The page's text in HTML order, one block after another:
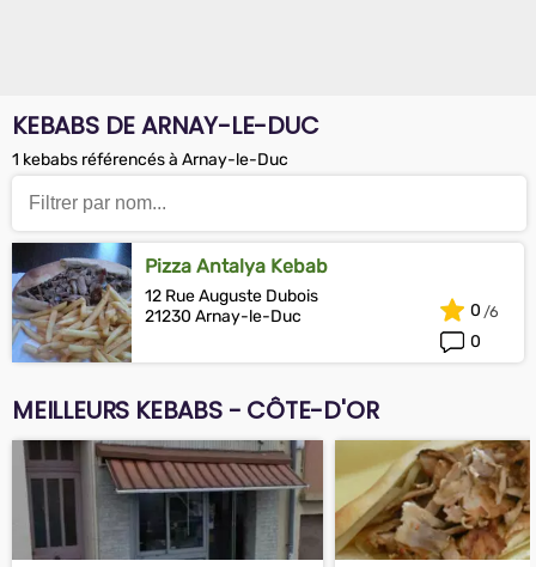
KEBABS DE ARNAY-LE-DUC
1 kebabs référencés à Arnay-le-Duc
Pizza Antalya Kebab
12 Rue Auguste Dubois
21230 Arnay-le-Duc
0
0
MEILLEURS KEBABS - CÔTE-D'OR